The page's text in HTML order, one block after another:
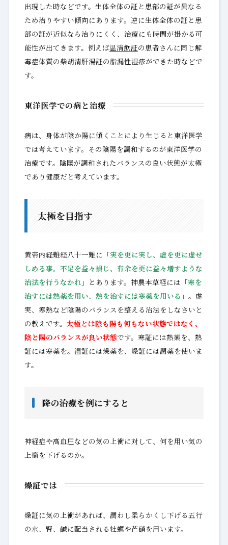
出現した時などです。生体全体の証と患部の証が異なる
ため治りやすい傾向にあります。逆に生体全体の証と患
部の証が近似なら治りにくく、治療にも時間が掛かる可
能性が出てきます。例えば温清飲証の患者さんに同じ解
毒症体質の柴胡清肝湯証の脂漏性湿疹ができた時などで
す。
東洋医学での病と治療
病は、身体が陰か陽に傾くことにより生じると東洋医学
では考えています。その陰陽を調和するのが東洋医学の
治療です。陰陽が調和されたバランスの良い状態が太極
であり健康だと考えています。
太極を目指す
黄帝内経難経八十一難に「実を更に実し、虚を更に虚せ
しめる事。不足を益々損じ、有余を更に益々増すような
治法を行うなかれ」とあります。神農本草経には「寒を
治すには熱薬を用い、熱を治すには寒薬を用いる 」。虚
実、寒熱など陰陽のバランスを整える治法をしなさいと
の教えです。 太極とは陰も陽も何もない状態ではなく、
陰と陽のバランスが良い状態です。寒証には熱薬を、熱
証には寒薬を。湿証には燥薬を、燥証には潤薬を使いま
す。
降の治療を例にすると
神経症や高血圧などの気の上衝に対して、何を用い気の
上衝を下げるのか。
燥証では
燥証に気の上衝があれば、潤わし柔らかくし下げる五行
の水、腎、鹹に配当される牡蠣や芒硝を用います。